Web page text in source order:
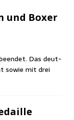
und Boxer
Das deut­
sowie mit drei